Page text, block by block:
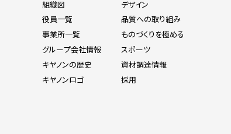
組織図
役員一覧
事業所一覧
グループ会社情報
キヤノンの歴史
キヤノンロゴ
デザイン
品質への取り組み
ものづくりを極める
スポーツ
資材調達情報
採用